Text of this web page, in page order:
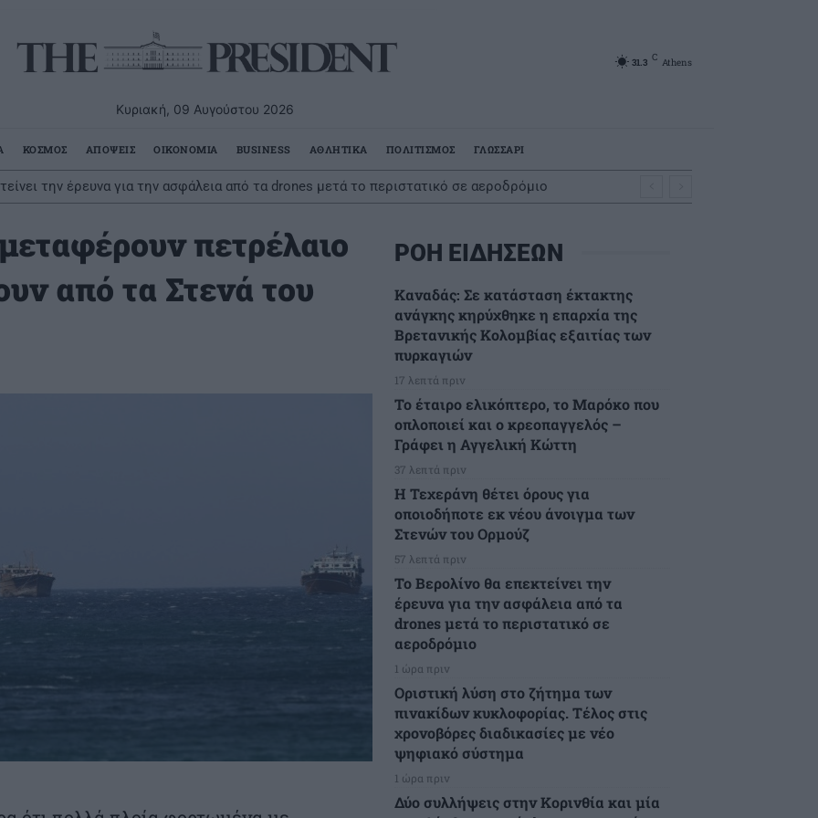
Κυριακή, 09 Αυγούστου 2026
31.3 C Athens
ΚΟΣΜΟΣ ΑΠΟΨΕΙΣ ΟΙΚΟΝΟΜΙΑ BUSINESS ΑΘΛΗΤΙΚΑ ΠΟΛΙΤΙΣΜΟΣ ΓΛΩΣΣΑΡΙ
την έρευνα για την ασφάλεια από τα drones μετά το περιστατικό σε αεροδρόμιο
πετρέλαιο
από τα Στενά του
ΡΟΗ ΕΙΔΗΣΕΩΝ
Καναδάς: Σε κατάσταση έκτακτης
ανάγκης κηρύχθηκε η επαρχία της
Βρετανικής Κολομβίας εξαιτίας των
πυρκαγιών
17 λεπτά πριν
Το έταιρο ελικόπτερο, το Μαρόκο που
οπλοποιεί και ο κρεοπαγγελός –
Γράφει η Αγγελική Κώττη
37 λεπτά πριν
Η Τεχεράνη θέτει όρους για
οποιοδήποτε εκ νέου άνοιγμα των
Στενών του Ορμούζ
57 λεπτά πριν
Το Βερολίνο θα επεκτείνει την
έρευνα για την ασφάλεια από τα
drones μετά το περιστατικό σε
αεροδρόμιο
1 ώρα πριν
Οριστική λύση στο ζήτημα των
πινακίδων κυκλοφορίας. Τέλος στις
χρονοβόρες διαδικασίες με νέο
ψηφιακό σύστημα
1 ώρα πριν
Δύο συλλήψεις στην Κορινθία και μία